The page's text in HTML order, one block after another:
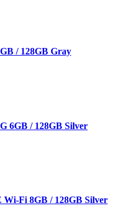
/ 128GB Gray
6GB / 128GB Silver
Wi-Fi 8GB / 128GB Silver